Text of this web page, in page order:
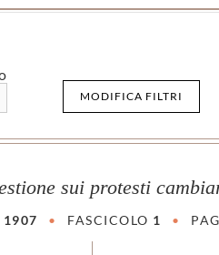
MODIFICA FILTRI
sui protesti
1907 • FASCICOLO 1 •